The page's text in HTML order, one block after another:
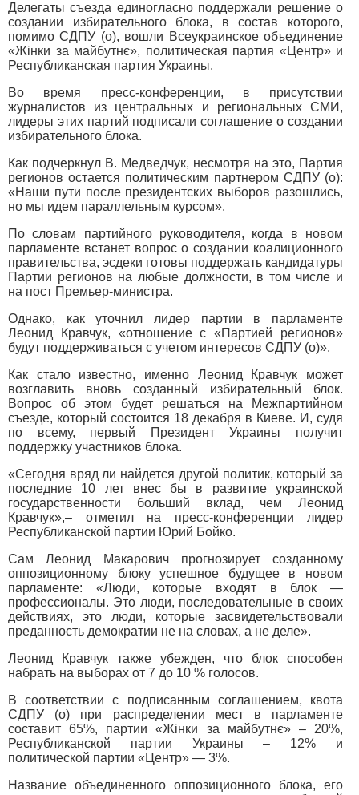
Делегаты съезда единогласно поддержали решение о
создании избирательного блока, в состав которого,
помимо СДПУ (о), вошли Всеукраинское объединение
«Жінки за майбутнє», политическая партия «Центр» и
Республиканская партия Украины.
Во время пресс-конференции, в присутствии
журналистов из центральных и региональных СМИ,
лидеры этих партий подписали соглашение о создании
избирательного блока.
Как подчеркнул В. Медведчук, несмотря на это, Партия
регионов остается политическим партнером СДПУ (о):
«Наши пути после президентских выборов разошлись,
но мы идем параллельным курсом».
По словам партийного руководителя, когда в новом
парламенте встанет вопрос о создании коалиционного
правительства, эсдеки готовы поддержать кандидатуры
Партии регионов на любые должности, в том числе и
на пост Премьер-министра.
Однако, как уточнил лидер партии в парламенте
Леонид Кравчук, «отношение с «Партией регионов»
будут поддерживаться с учетом интересов СДПУ (о)».
Как стало известно, именно Леонид Кравчук может
возглавить вновь созданный избирательный блок.
Вопрос об этом будет решаться на Межпартийном
съезде, который состоится 18 декабря в Киеве. И, судя
по всему, первый Президент Украины получит
поддержку участников блока.
«Сегодня вряд ли найдется другой политик, который за
последние 10 лет внес бы в развитие украинской
государственности больший вклад, чем Леонид
Кравчук»,– отметил на пресс-конференции лидер
Республиканской партии Юрий Бойко.
Сам Леонид Макарович прогнозирует созданному
оппозиционному блоку успешное будущее в новом
парламенте: «Люди, которые входят в блок —
профессионалы. Это люди, последовательные в своих
действиях, это люди, которые засвидетельствовали
преданность демократии не на словах, а не деле».
Леонид Кравчук также убежден, что блок способен
набрать на выборах от 7 до 10 % голосов.
В соответствии с подписанным соглашением, квота
СДПУ (о) при распределении мест в парламенте
составит 65%, партии «Жінки за майбутнє» – 20%,
Республиканской партии Украины – 12% и
политической партии «Центр» — 3%.
Название объединенного оппозиционного блока, его